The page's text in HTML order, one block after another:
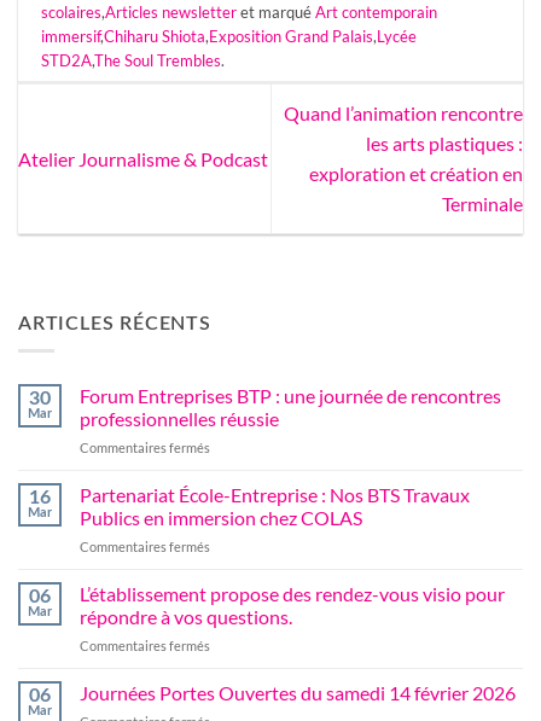
scolaires,Articles newsletteret marquéArt contemporain
immersif,Chiharu Shiota,Exposition Grand Palais,Lycée
STD2A,The Soul Trembles.
Atelier Journalisme & Podcast
Quand l’animation rencontre
les arts plastiques :
exploration et création en
Terminale
ARTICLES RÉCENTS
30
Mar
Forum Entreprises BTP : une journée de rencontres
professionnelles réussie
Commentaires fermés
Entreprises
:
une
de
rencontres
professionnelles
réussie
16
Mar
Partenariat École-Entreprise : Nos BTS Travaux
Publics en immersion chez COLAS
Commentaires fermés
Entreprise
:
Nos
Travaux
06
Mar
L’établissement propose des rendez-vous visio pour
répondre à vos questions.
Commentaires fermés
propose
06
Mar
Journées Portes Ouvertes du samedi 14 février 2026